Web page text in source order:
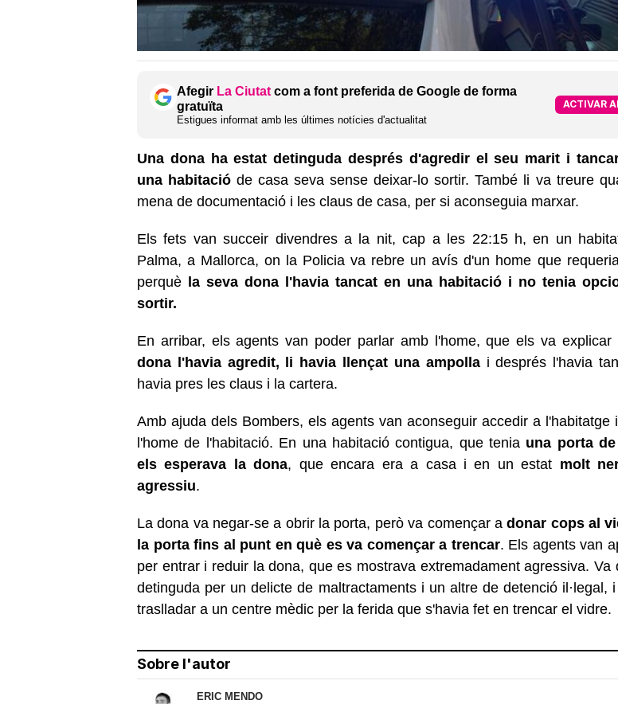
Afegir La Ciutat com a font preferida de Google de forma
gratuïta
Estigues informat amb les últimes notícies d'actualitat
ACTIVAR
Una dona ha estat detinguda després d'agredir el seu marit i
una habitació de casa seva sense deixar-lo sortir. També li va treure
mena de documentació i les claus de casa, per si aconseguia marxar.
Els fets van succeir divendres a la nit, cap a les 22:15 h, en un
Palma, a Mallorca, on la Policia va rebre un avís d'un home que
perquè la seva dona l'havia tancat en una habitació i no tenia
sortir.
En arribar, els agents van poder parlar amb l'home, que els va explicar
dona l'havia agredit, li havia llençat una ampollai després l'havia
havia pres les claus i la cartera.
Amb ajuda dels Bombers, els agents van aconseguir accedir a l'habitatge
l'home de l'habitació. En una habitació contigua, que tenia una porta
els esperava la dona, que encara era a casa i en un estat molt
agressiu.
La dona va negar-se a obrir la porta, però va començar adonar cops al
la porta fins al punt en què es va començar a trencar. Els agents van
per entrar i reduir la dona, que es mostrava extremadament agressiva. Va
detinguda per un delicte de maltractaments i un altre de detenció il·legal,
traslladar a un centre mèdic per la ferida que s'havia fet en trencar el vidre.
Sobre l'autor
ERIC MENDO